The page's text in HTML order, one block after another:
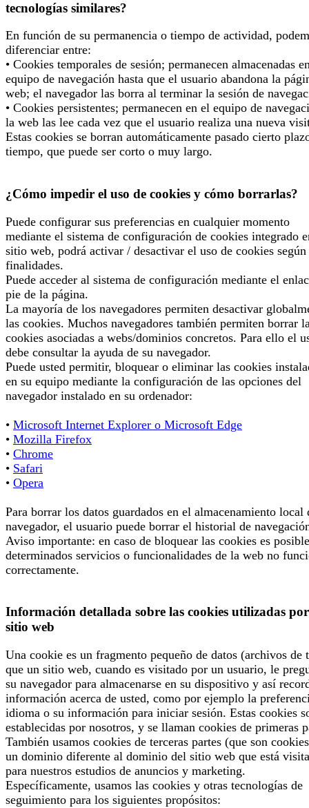
tecnologías similares?
En función de su permanencia o tiempo de actividad,
diferenciar entre:
• Cookies temporales de sesión; permanecen almacenadas
equipo de navegación hasta que el usuario abandona la
web; el navegador las borra al terminar la sesión de
• Cookies persistentes; permanecen en el equipo de
la web las lee cada vez que el usuario realiza una nueva
Estas cookies se borran automáticamente pasado cierto
tiempo, que puede ser corto o muy largo.
¿Cómo impedir el uso de cookies y cómo borrarlas?
Puede configurar sus preferencias en cualquier momento
mediante el sistema de configuración de cookies integrado
sitio web, podrá activar / desactivar el uso de cookies según
finalidades.
Puede acceder al sistema de configuración mediante el
pie de la página.
La mayoría de los navegadores permiten desactivar
las cookies. Muchos navegadores también permiten borrar
cookies asociadas a webs/dominios concretos. Para ello el
debe consultar la ayuda de su navegador.
Puede usted permitir, bloquear o eliminar las cookies
en su equipo mediante la configuración de las opciones del
navegador instalado en su ordenador:
• Microsoft Internet Explorer o Microsoft Edge
• Mozilla Firefox
• Chrome
• Safari
• Opera
Para borrar los datos guardados en el almacenamiento local
navegador, el usuario puede borrar el historial de
Aviso importante: en caso de bloquear las cookies es
determinados servicios o funcionalidades de la web no
correctamente.
Información detallada sobre las cookies utilizadas por
sitio web
Una cookie es un fragmento pequeño de datos (archivos de
que un sitio web, cuando es visitado por un usuario, le
su navegador para almacenarse en su dispositivo y así
información acerca de usted, como por ejemplo la
idioma o su información para iniciar sesión. Estas cookies
establecidas por nosotros, y se llaman cookies de primeras
También usamos cookies de terceras partes (que son
un dominio diferente al dominio del sitio web que está
para nuestros estudios de anuncios y marketing.
Específicamente, usamos las cookies y otras tecnologías de
seguimiento para los siguientes propósitos: